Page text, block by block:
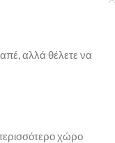
αλλά θέλετε να
χώρο